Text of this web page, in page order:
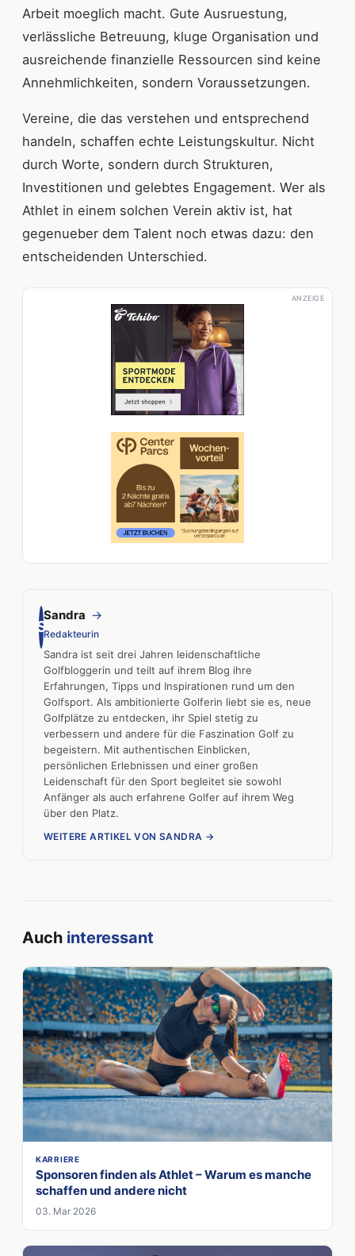
Arbeit moeglich macht. Gute Ausruestung,
verlässliche Betreuung, kluge Organisation und
ausreichende finanzielle Ressourcen sind keine
Annehmlichkeiten, sondern Voraussetzungen.
Vereine, die das verstehen und entsprechend
handeln, schaffen echte Leistungskultur. Nicht
durch Worte, sondern durch Strukturen,
Investitionen und gelebtes Engagement. Wer als
Athlet in einem solchen Verein aktiv ist, hat
gegenueber dem Talent noch etwas dazu: den
entscheidenden Unterschied.
ANZEIGE
S
Sandra →
Redakteurin
Sandra ist seit drei Jahren leidenschaftliche
Golfbloggerin und teilt auf ihrem Blog ihre
Erfahrungen, Tipps und Inspirationen rund um den
Golfsport. Als ambitionierte Golferin liebt sie es, neue
Golfplätze zu entdecken, ihr Spiel stetig zu
verbessern und andere für die Faszination Golf zu
begeistern. Mit authentischen Einblicken,
persönlichen Erlebnissen und einer großen
Leidenschaft für den Sport begleitet sie sowohl
Anfänger als auch erfahrene Golfer auf ihrem Weg
über den Platz.
WEITERE ARTIKEL VON SANDRA →
Auch interessant
KARRIERE
Sponsoren finden als Athlet – Warum es manche
schaffen und andere nicht
03. Mar 2026